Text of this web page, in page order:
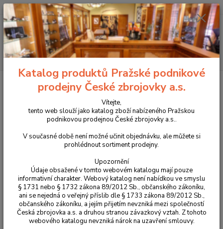
Menu
Hledat
+420 225 375 800
Blůzy
Nejdražší
Zobrazuji 1-2 z 2
strana z 1
Akce
Katalog produktů Pražské podnikové
prodejny České zbrojovky a.s.
Vítejte,
tento web slouží jako katalog zboží nabízeného Pražskou
podnikovou prodejnou České zbrojovky a.s..
V současné době není možné učinit objednávku, ale můžete si
prohlédnout sortiment prodejny.
Upozornění
Údaje obsažené v tomto webovém katalogu mají pouze
informativní charakter. Webový katalog není nabídkou ve smyslu
§ 1731 nebo § 1732 zákona 89/2012 Sb., občanského zákoníku,
ani se nejedná o veřejný příslib dle § 1733 zákona 89/2012 Sb.,
občanského zákoníku, a jejím přijetím nevzniká mezi společností
Česká zbrojovka a.s. a druhou stranou závazkový vztah. Z tohoto
webového katalogu nevzniká nárok na uzavření smlouvy.